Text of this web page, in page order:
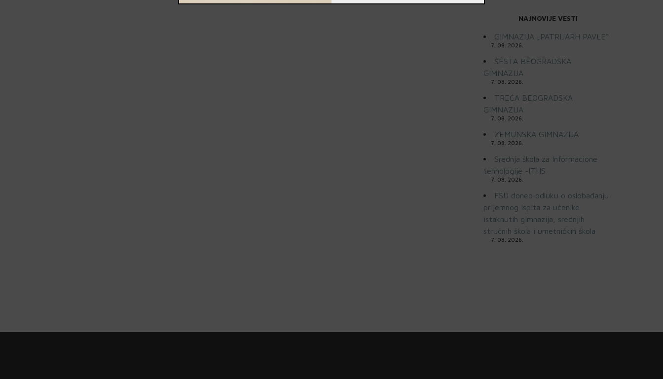
NAJNOVIJE VESTI
GIMNAZIJA „PATRIJARH PAVLE“
7. 08. 2026.
ŠESTA BEOGRADSKA
GIMNAZIJA
7. 08. 2026.
TREĆA BEOGRADSKA
GIMNAZIJA
7. 08. 2026.
ZEMUNSKA GIMNAZIJA
7. 08. 2026.
Srednja škola za Informacione
tehnologije -ITHS
7. 08. 2026.
FSU doneo odluku o oslobađanju
prijemnog ispita za učenike
istaknutih gimnazija, srednjih
stručnih škola i umetničkih škola
7. 08. 2026.